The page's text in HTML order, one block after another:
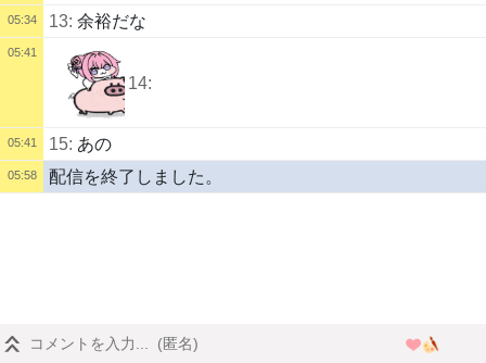
05:34 13: 余裕だな
05:41
14:
05:41 15: あの
05:58 配信を終了しました。